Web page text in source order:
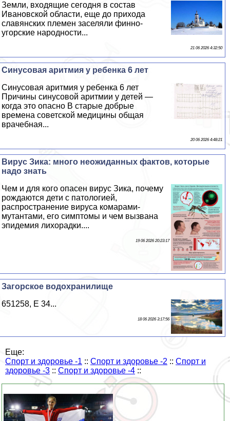
Земли, входящие сегодня в состав
Ивановской области, еще до прихода
славянских племен заселяли финно-
угорские народности...
21 06 2026 4:32:50
Синусовая аритмия у ребенка 6 лет
Синусовая аритмия у ребенка 6 лет
Причины синусовой аритмии у детей —
когда это опасно В старые добрые
времена советской медицины общая
врачебная...
20 06 2026 4:48:21
Вирус Зика: много неожиданных фактов, которые
надо знать
Чем и для кого опасен вирус Зика, почему
рождаются дети с патологией,
распространение вируса комарами-
мутантами, его симптомы и чем вызвана
эпидемия лихорадки....
19 06 2026 20:23:17
Загорское водохранилище
651258, E 34...
18 06 2026 3:17:56
Еще:
Спорт и здоровье -1 :: Спорт и здоровье -2 :: Спорт и
здоровье -3 :: Спорт и здоровье -4 ::